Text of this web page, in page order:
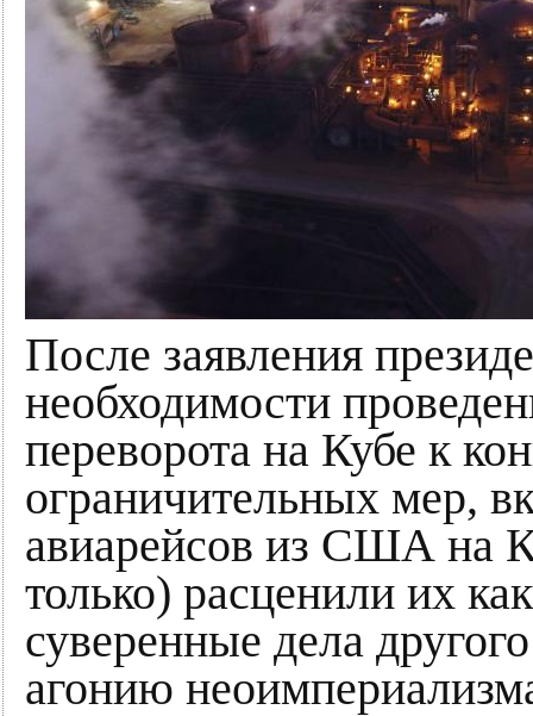
После заявления
необходимости
переворота на Кубе к
ограничительных мер,
авиарейсов из США на
только) расценили их
суверенные дела
агонию